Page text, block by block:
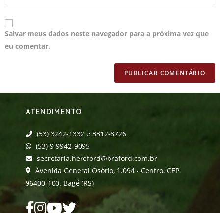
Salvar meus dados neste navegador para a próxima vez que
eu comentar.
ATENDIMENTO
(53) 3242-1332 e 3312-8726
(53) 9-9942-9095
secretaria.hereford@braford.com.br
Avenida General Osório, 1.094 - Centro. CEP
96400-100. Bagé (RS)